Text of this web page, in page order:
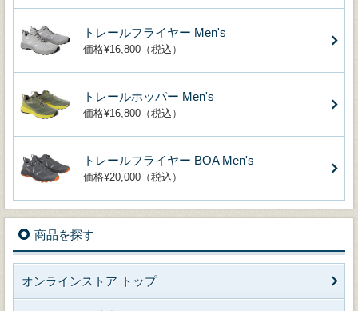
トレールフライヤー Men's
価格¥16,800（税込）
トレールホッパー Men's
価格¥16,800（税込）
トレールフライヤー BOA Men's
価格¥20,000（税込）
商品を探す
オンラインストア トップ